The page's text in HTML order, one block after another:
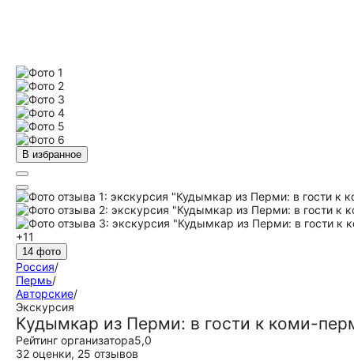
В избранное
+11
14 фото
Россия/
Пермь/
Авторские/
Экскурсия
Кудымкар из Перми: в гости к коми-
Рейтинг организатора5,0
32 оценки, 25 отзывов